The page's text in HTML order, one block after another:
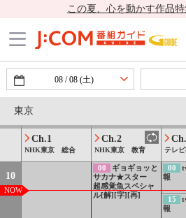
この夏、心を動かす作品
08 / 08 (土)
東京
Ch.1
NHK東京 総合
Ch.2
NHK東京 教育 テレビ
10
NOW
がみよかがみ」
「自動ストロー」
00
アニメ おし
ププッ ワンコロ
しょくどう グル
メじけんぼ[字][デ]
アイラブみ
ー くすぐられる
キッチン戦隊クッ
クルン「キッチ
ュ・キッチンウエ
ア」[字][デ]
00
ギョギョッと
サカナ★スター
超感覚魚スペシャ
ル[解][字][再]
00
き▽
崎の
キト
3.0▽
リー5
00
報
15
報